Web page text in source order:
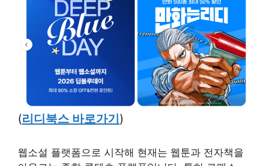
(리디북스 바로가기)
웹소설 플랫폼으로 시작해 현재는 웹툰과 전자책을